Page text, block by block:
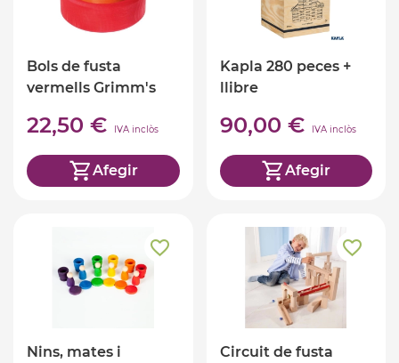
Bols de fusta
vermells Grimm's
22,50 € IVA inclòs
Afegir
Kapla 280 peces +
llibre
90,00 € IVA inclòs
Afegir
Nins, mates i
Circuit de fusta